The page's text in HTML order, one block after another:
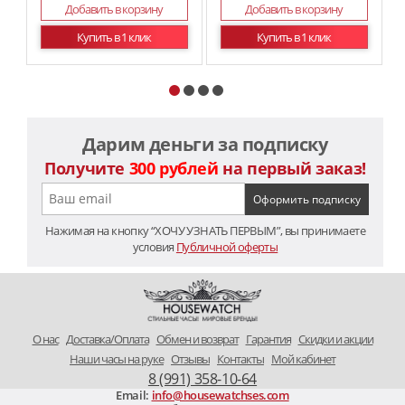
Добавить в корзину
Купить в 1 клик
Добавить в корзину
Купить в 1 клик
Дарим деньги за подписку
Получите 300 рублей на первый заказ!
Нажимая на кнопку “ХОЧУ УЗНАТЬ ПЕРВЫМ”, вы принимаете
условия Публичной оферты
O нас Доставка/Оплата Обмен и возврат Гарантия Скидки и акции
Наши часы на руке Отзывы Контакты Мой кабинет
8 (991) 358-10-64
Email: info@housewatchses.com